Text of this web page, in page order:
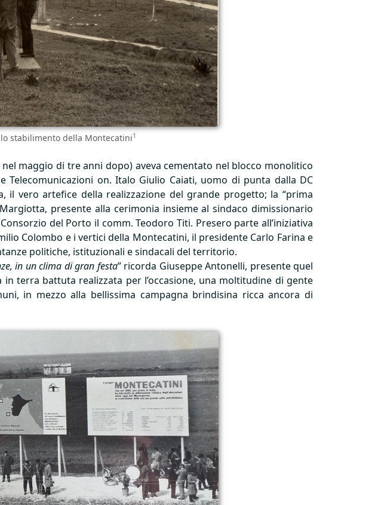
stabilimento della Montecatini1
maggio di tre anni dopo) aveva cementato nel blocco monolitico
on. Italo Giulio Caiati, uomo di punta dalla DC
vero artefice della realizzazione del grande progetto; la “prima
presente alla cerimonia insieme al sindaco dimissionario
del Porto il comm. Teodoro Titi. Presero parte all’iniziativa
Colombo e i vertici della Montecatini, il presidente Carlo Farina e
politiche, istituzionali e sindacali del territorio.
in un clima di gran festa” ricorda Giuseppe Antonelli, presente quel
terra battuta realizzata per l’occasione, una moltitudine di gente
in mezzo alla bellissima campagna brindisina ricca ancora di